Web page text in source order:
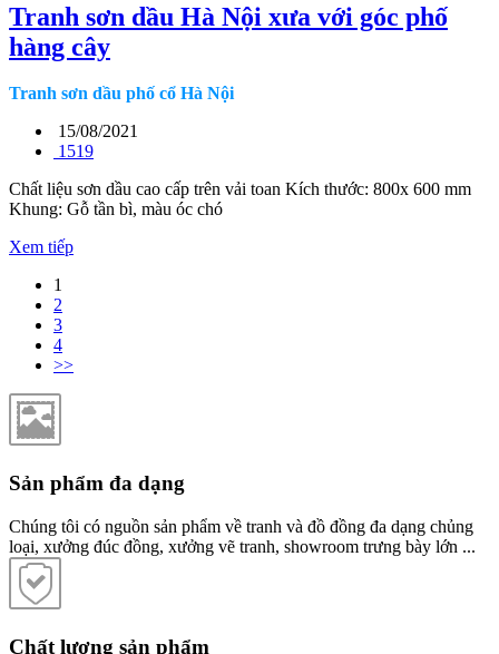
Tranh sơn dầu Hà Nội xưa với góc phố
hàng cây
Tranh sơn dầu phố cổ Hà Nội
15/08/2021
1519
Chất liệu sơn dầu cao cấp trên vải toan Kích thước: 800x 600 mm
Khung: Gỗ tần bì, màu óc chó
Xem tiếp
1
2
3
4
>>
Sản phẩm đa dạng
Chúng tôi có nguồn sản phẩm về tranh và đồ đồng đa dạng chủng
loại, xưởng đúc đồng, xưởng vẽ tranh, showroom trưng bày lớn ...
Chất lượng sản phẩm